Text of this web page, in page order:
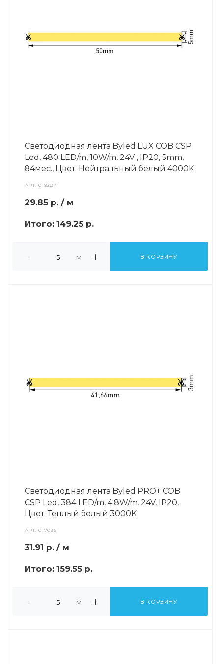
Светодиодная лента Byled LUX COB CSP
Led, 480 LED/m, 10W/m, 24V , IP20, 5mm,
84мес., Цвет: Нейтральный белый 4000K
АРТ.019327
29.85 р. / м
Итого: 149.25 р.
м В КОРЗИНУ
Светодиодная лента Byled PRO+ COB
CSP Led, 384 LED/m, 4.8W/m, 24V, IP20,
Цвет: Теплый белый 3000K
АРТ.017036
31.91 р. / м
Итого: 159.55 р.
м В КОРЗИНУ